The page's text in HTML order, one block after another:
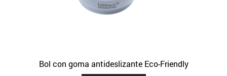
Bol con goma antideslizante Eco-Friendly